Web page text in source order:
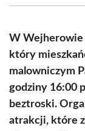
(Twitter)
W Wejherowie
który
malowniczym
godziny 16:00
beztroski.
atrakcji, które